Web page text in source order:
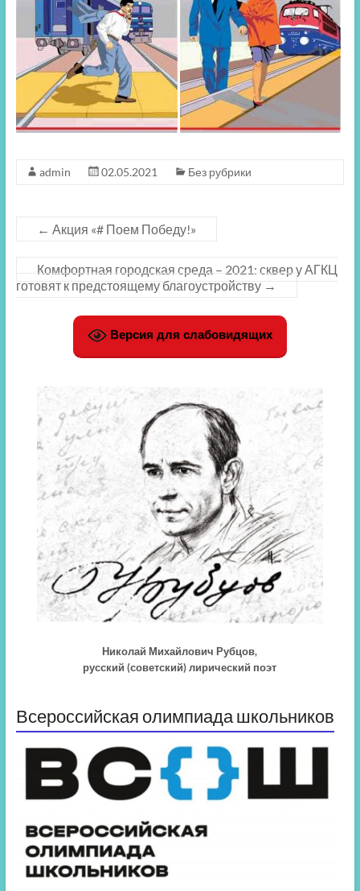
admin 02.05.2021 Без рубрики
← Акция «# Поем Победу!»
Комфортная городская среда – 2021: сквер у АГКЦ
готовят к предстоящему благоустройству →
Версия для слабовидящих
Николай Михайлович Рубцов,
русский (советский) лирический поэт
Всероссийская олимпиада школьников